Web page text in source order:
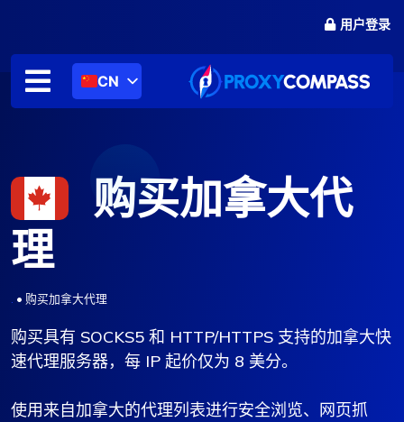
内
用户登录
CN
购买加拿大代
理
• 购买加拿大代理
购买具有 SOCKS5 和 HTTP/HTTPS 支持的加拿大快
速代理服务器，每 IP 起价仅为 8 美分。
使用来自加拿大的代理列表进行安全浏览、网页抓